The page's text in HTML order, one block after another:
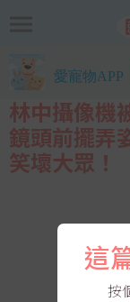
愛寵物APP
林中攝像機
鏡頭前擺弄
笑壞大眾！
這
按